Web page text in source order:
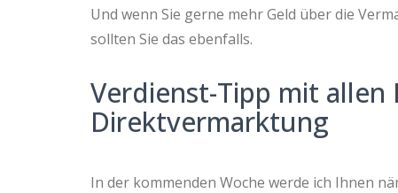
Und wenn Sie gerne mehr Geld über die
sollten Sie das ebenfalls.
Verdienst-Tipp mit
Direktvermarktung
In der kommenden Woche werde ich Ihnen